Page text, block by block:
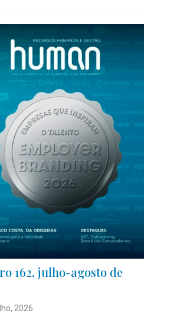
162, julho-agosto de
2026